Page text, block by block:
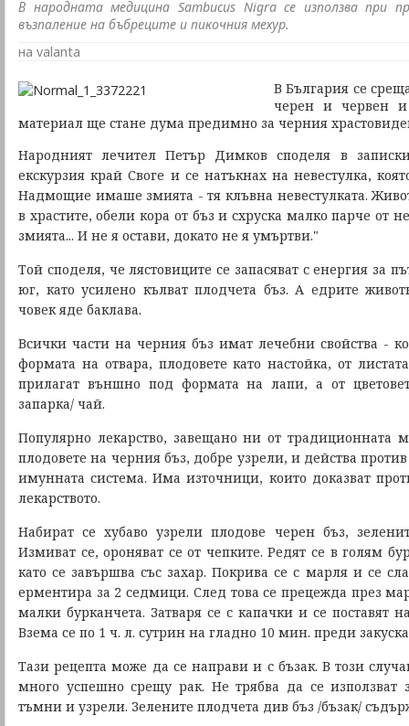
В народната медицина Sambucus Nigra се използва при
възпаление на бъбреците и пикочния мехур.
на valanta
В България се
черен и червен и
материал ще стане дума предимно за черния
Народният лечител Петър Димков споделя в
екскурзия край Своге и се натъкнах на невестулка,
Надмощие имаше змията - тя клъвна невестулката.
в храстите, обели кора от бъз и схруска малко парче от
змията... И не я остави, докато не я умъртви."
Той споделя, че лястовиците се запасяват с енергия за
юг, като усилено кълват плодчета бъз. А едрите
човек яде баклава.
Всички части на черния бъз имат лечебни свойства -
формата на отвара, плодовете като настойка, от
прилагат външно под формата на лапи, а от
запарка/ чай.
Популярно лекарство, завещано ни от традиционната
плодовете на черния бъз, добре узрели, и действа
имунната система. Има източници, които доказват
лекарството.
Набират се хубаво узрели плодове черен бъз,
Измиват се, ороняват се от чепките. Редят се в голям
като се завършва със захар. Покрива се с марля и се
ерментира за 2 седмици. След това се прецежда през
малки бурканчета. Затваря се с капачки и се поставят
Взема се по 1 ч. л. сутрин на гладно 10 мин. преди
Тази рецепта може да се направи и с бъзак. В този
много успешно срещу рак. Не трябва да се използват
тъмни и узрели. Зелените плодчета див бъз /бъзак/